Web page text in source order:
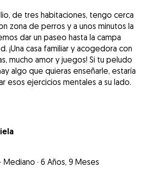
de tres habitaciones, tengo cerca
zona de perros y a unos minutos la
dar un paseo hasta la campa
¡Una casa familiar y acogedora con
mucho amor y juegos! Si tu peludo
algo que quieras enseñarle, estaría
esos ejercicios mentales a su lado.
· Mediano · 6 Años, 9 Meses